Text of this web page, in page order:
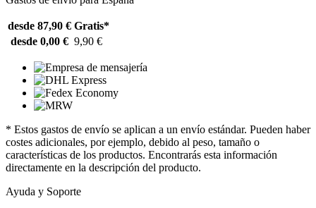
desde 87,90 € Gratis*
desde 0,00 € 9,90 €
* Estos gastos de envío se aplican a un envío estándar. Pueden haber
costes adicionales, por ejemplo, debido al peso, tamaño o
características de los productos. Encontrarás esta información
directamente en la descripción del producto.
Ayuda y Soporte